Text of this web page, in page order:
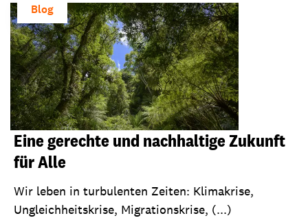
Blog
Eine gerechte und nachhaltige Zukunft
für Alle
Wir leben in turbulenten Zeiten: Klimakrise,
Ungleichheitskrise, Migrationskrise, (...)